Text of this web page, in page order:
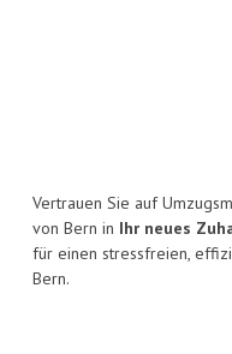
Vertrauen Sie auf
von Bern in Ihr neues
für einen stressfreien,
Bern.